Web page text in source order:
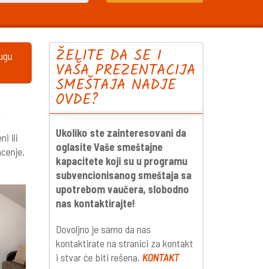
ili
ŽELITE DA SE I
VAŠA PREZENTACIJA
SMEŠTAJA NADJE
OVDE?
Ukoliko ste zainteresovani da
oglasite Vaše smeštajne
kapacitete koji su u programu
subvencionisanog smeštaja sa
upotrebom vaučera, slobodno
nas kontaktirajte!
Dovoljno je samo da nas
kontaktirate na stranici za kontakt
i stvar će biti rešena. KONTAKT